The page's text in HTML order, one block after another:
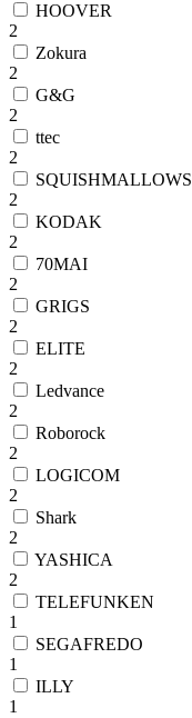
HOOVER
2
Zokura
2
G&G
2
ttec
2
SQUISHMALLOWS
2
KODAK
2
70MAI
2
GRIGS
2
ELITE
2
Ledvance
2
Roborock
2
LOGICOM
2
Shark
2
YASHICA
2
TELEFUNKEN
1
SEGAFREDO
1
ILLY
1